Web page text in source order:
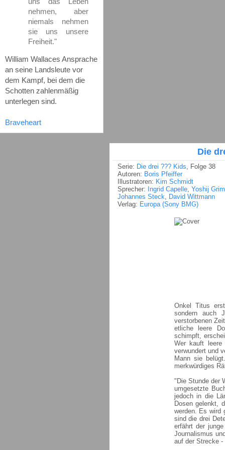
nehmen, aber
niemals nehmen
sie uns unsere
Freiheit."
William Wallaces Ansprache
an seine Landsleute vor
dem Kampf, bei dem die
Schotten zahlenmäßig
unterlegen sind.
Braveheart
Die
Serie: Die drei ??? Kids, Folge 38
Autoren: Boris Pfeiffer
Illustratoren: Kim Schmidt
Sprecher: Ingrid Capelle, Yoshij
Johannes Steck, David Wittmann
Verlag: Europa (Sony BMG)
Onkel Titus
sondern auch
verstorbenen
etliche leere
schimpft,
Wer kauft leere
verwundert und
Mann sie
merkwürdiges
"Die Stunde der
umgesetzte
jedoch in die
Dosen gelenkt,
werden. Es wird
sind die drei
erfährt der
Journalismus
auf der Strecke -